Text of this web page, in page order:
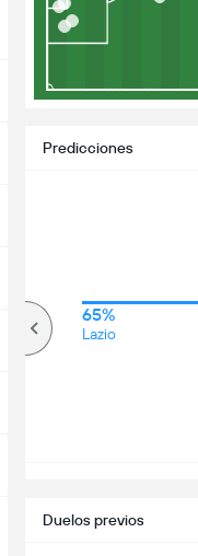
Predicciones
65%
Lazio
Duelos previos